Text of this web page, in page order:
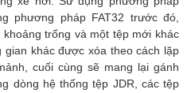
phương pháp FAT32 trước đó,
trống và một tệp mới khác
khác được xóa theo cách lặp
cuối cùng sẽ mang lại gánh
dòng hệ thống tệp JDR, các tệp